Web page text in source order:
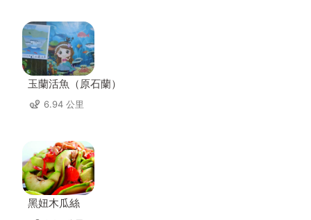
玉蘭活魚（原石蘭）
6.94 公里
黑妞木瓜絲